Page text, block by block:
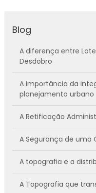
Blog
A diferença entre
Desdobro
A importância da
planejamento urbano
A Retificação
A Segurança de uma
A topografia e a
A Topografia que